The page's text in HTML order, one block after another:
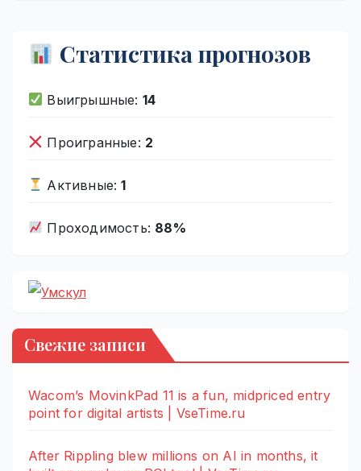
Статистика прогнозов
Выигрышные: 14
Проигранные: 2
Активные:1
Проходимость: 88%
Свежие записи
Wacom’s MovinkPad 11 is a fun, midpriced entry
point for digital artists | VseTime.ru
After Rippling blew millions on AI in months, it